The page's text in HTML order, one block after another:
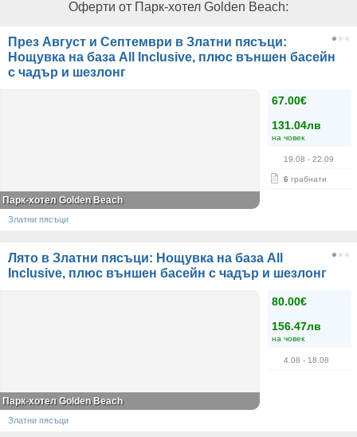
Оферти от Парк-хотел Golden Beach:
През Август и Септември в Златни пясъци:
Нощувка на база All Inclusive, плюс външен басейн
с чадър и шезлонг
67.00€
131.04лв
на човек
19.08 - 22.09
6 грабнати
Парк-хотел Golden Beach
Златни пясъци
Лято в Златни пясъци: Нощувка на база All
Inclusive, плюс външен басейн с чадър и шезлонг
80.00€
156.47лв
на човек
4.08 - 18.08
Парк-хотел Golden Beach
Златни пясъци